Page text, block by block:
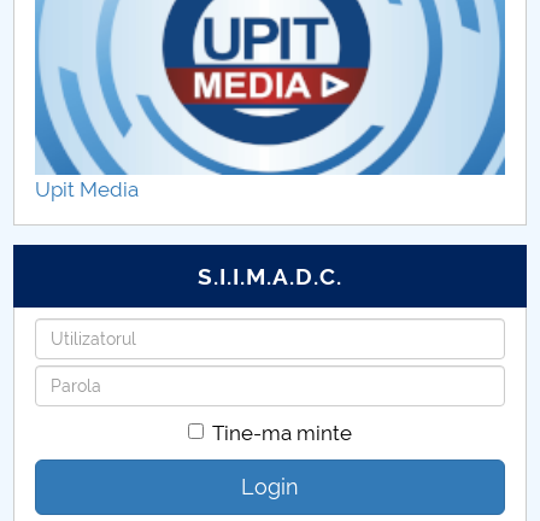
Upit Media
S.I.I.M.A.D.C.
Utilizatorul
Parola
Tine-ma minte
Login